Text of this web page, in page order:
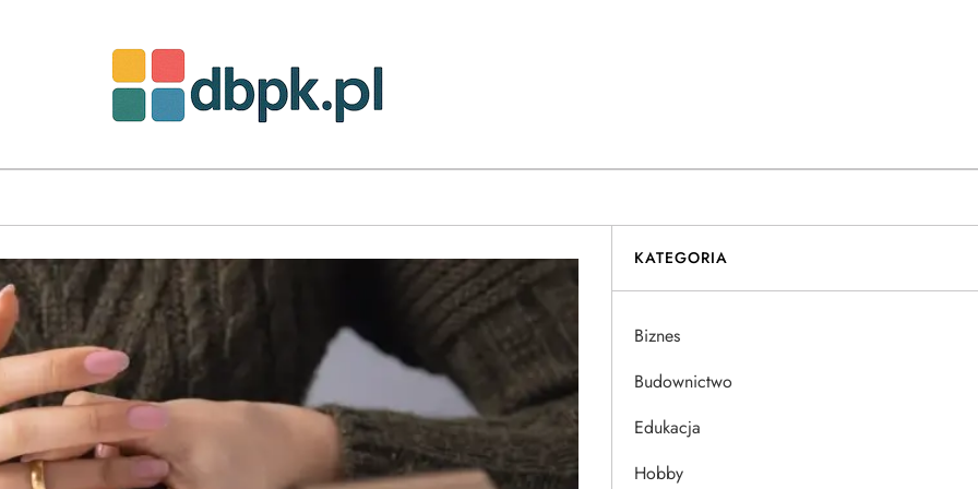
KATEGORIA
Biznes
Budownictwo
Edukacja
Hobby